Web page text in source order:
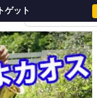
会員登録・ログイ
ゲット
よカオス【in Eb】 - 這